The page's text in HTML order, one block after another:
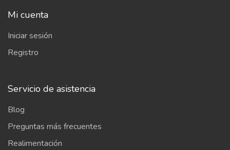
Mi cuenta
Iniciar sesión
Registro
Servicio de asistencia
Blog
Preguntas más frecuentes
Realimentación